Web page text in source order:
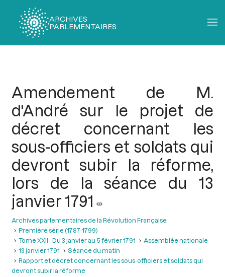
ARCHIVES
PARLEMENTAIRES
Amendement de M.
d'André sur le projet de
décret concernant les
sous-officiers et soldats qui
devront subir la réforme,
lors de la séance du 13
janvier 1791
Archives parlementaires de la Révolution Française
Première série (1787-1799)
Tome XXII - Du 3 janvier au 5 février 1791
Assemblée nationale
13 janvier 1791
Séance du matin
Rapport et décret concernant les sous-officiers et soldats qui
devront subir la réforme